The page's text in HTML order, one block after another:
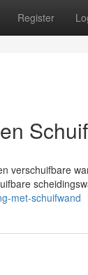
Register
verschuifbare
met-schuifwand